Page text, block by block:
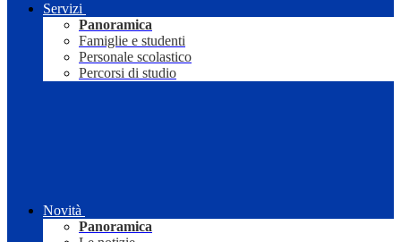
Servizi
Panoramica
Famiglie e studenti
Personale scolastico
Percorsi di studio
Novità
Panoramica